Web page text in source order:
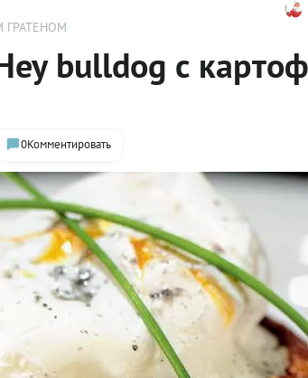
ГРАТЕНОМ
bulldog с
0Комментировать